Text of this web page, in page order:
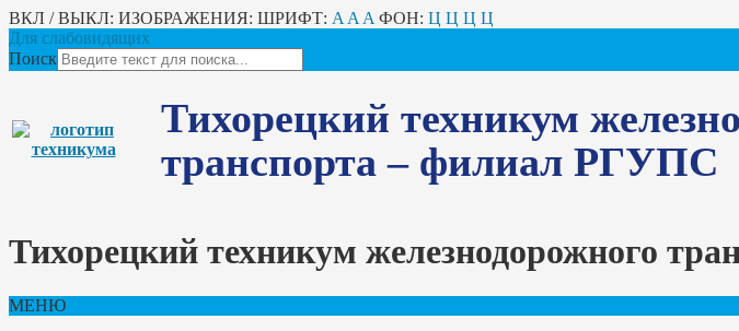
ВКЛ / ВЫКЛ: ИЗОБРАЖЕНИЯ: ШРИФТ: A A A ФОН: Ц Ц Ц Ц
Для слабовидящих
Поиск
Тихорецкий техникум
транспорта – филиал РГУПС
Тихорецкий техникум железнодорожного
МЕНЮ